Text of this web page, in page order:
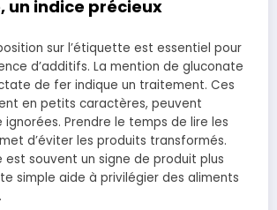
un indice précieux
sur l’étiquette est essentiel pour
d’additifs. La mention de gluconate
de fer indique un traitement. Ces
en petits caractères, peuvent
Prendre le temps de lire les
d’éviter les produits transformés.
est souvent un signe de produit plus
simple aide à privilégier des aliments